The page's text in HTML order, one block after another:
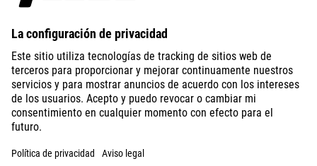
ABOUT US
EXPLORE